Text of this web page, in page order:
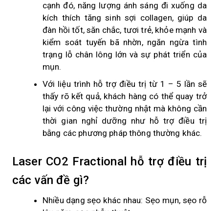
Trẻ hóa da bằng đèn LED
Chăm sóc da, điều trị bệnh da
NHÀ THUỐC DA LIỄU
Kem chống năng, mỹ phẩm cao cấp cho làn da đẹp được sản
xuất và đóng gói tại Mỹ và các nước Châu Âu
Bệnh viêm da cơ địa, nguyên nhân và cách điều trị
cạnh đó, năng lượng ánh sáng đi xuống da
kích thích tăng sinh sợi collagen, giúp da
đàn hồi tốt, săn chắc, tươi trẻ, khỏe mạnh và
kiểm soát tuyến bã nhờn, ngăn ngừa tình
trạng lỗ chân lông lớn và sự phát triển của
mụn.
Với liệu trình hỗ trợ điều trị từ 1 – 5 lần sẽ
thấy rõ kết quả, khách hàng có thể quay trở
lại với công việc thường nhật mà không cần
thời gian nghỉ dưỡng như hỗ trợ điều trị
bằng các phương pháp thông thường khác.
Laser CO2 Fractional hỗ trợ điều trị
các vấn đề gì?
Nhiều dạng sẹo khác nhau: Sẹo mụn, sẹo rỗ